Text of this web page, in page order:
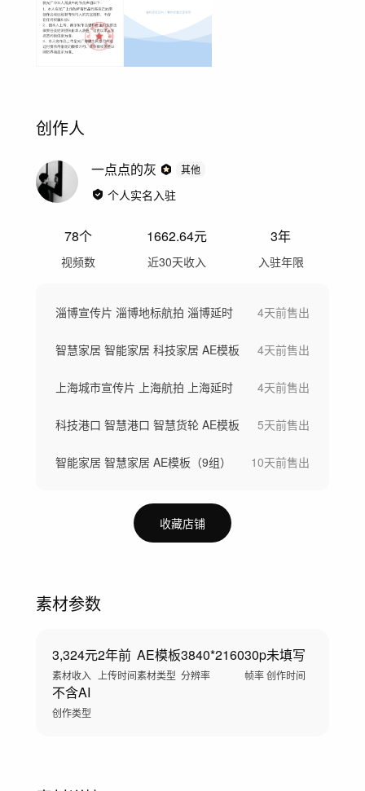
创作人
一点点的灰 其他
个人实名入驻
78个
视频数
1662.64元
近30天收入
3年
入驻年限
淄博宣传片 淄博地标航拍 淄博延时 4天前售出
智慧家居 智能家居 科技家居 AE模板 4天前售出
上海城市宣传片 上海航拍 上海延时 4天前售出
科技港口 智慧港口 智慧货轮 AE模板 5天前售出
智能家居 智慧家居 AE模板（9组） 10天前售出
收藏店铺
素材参数
3,324元
素材收入
2年前
上传时间
AE模板
素材类型
3840*2160
分辨率
30p
帧率
未填写
创作时间
不含AI
创作类型